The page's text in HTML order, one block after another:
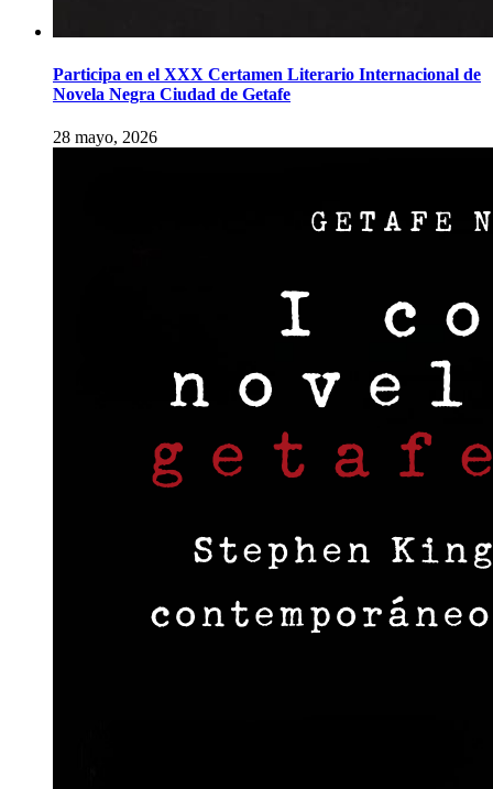
Participa en el XXX Certamen Literario Internacional de
Novela Negra Ciudad de Getafe
28 mayo, 2026